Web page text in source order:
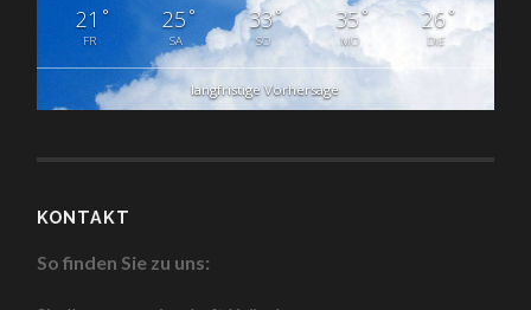
21 °
FR
25°
SA
33°
SO
35°
MO
26°
DIE
langfristige Vorhersage
KONTAKT
So finden Sie zu uns: